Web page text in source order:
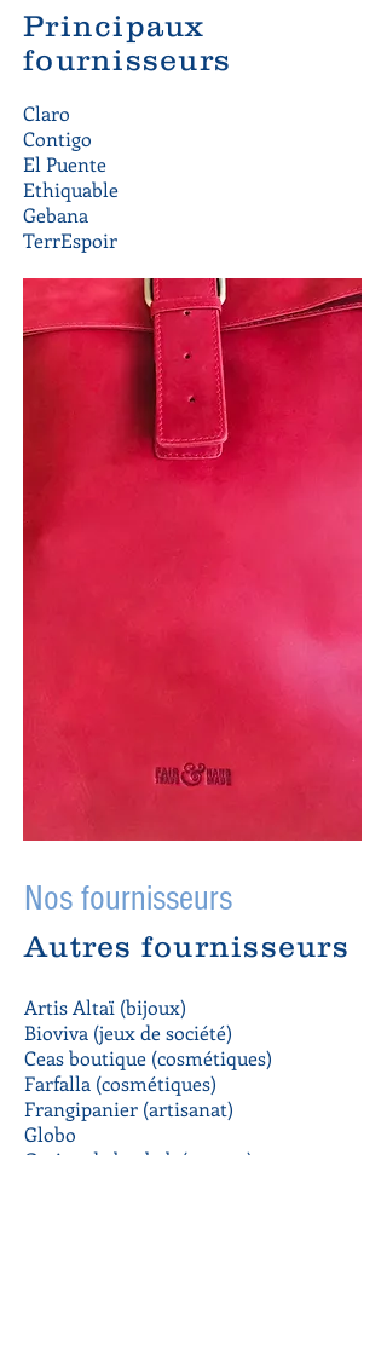
Principaux
fournisseurs
Claro
Contigo
El Puente
Ethiquable
Gebana
TerrEspoir
Nos fournisseurs
Autres fournisseurs
Artis Altaï (bijoux)
Bioviva (jeux de société)
Ceas boutique (cosmétiques)
Farfalla (cosmétiques)
Frangipanier (artisanat)
Globo
Graine de baobab (savons)